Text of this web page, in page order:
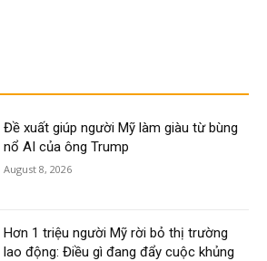
Đề xuất giúp người Mỹ làm giàu từ bùng
nổ AI của ông Trump
August 8, 2026
Hơn 1 triệu người Mỹ rời bỏ thị trường
lao động: Điều gì đang đẩy cuộc khủng